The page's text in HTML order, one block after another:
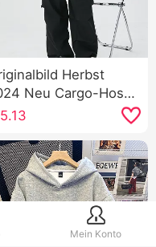
Herbst
Neu Cargo-Hose
Fallschirm
Taille
Petite
5.13
Mein Konto